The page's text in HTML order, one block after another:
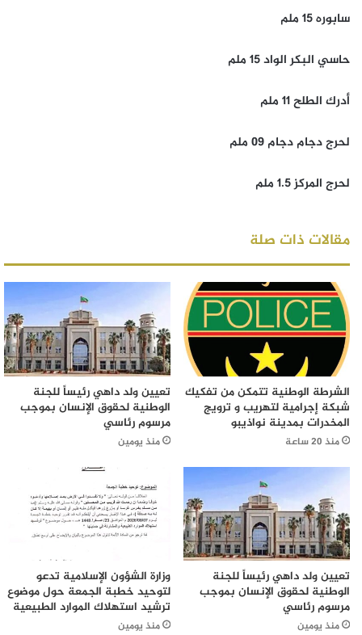
سابوره 15 ملم
حاسي البكر الواد 15 ملم
أدرك الطلح 11 ملم
لحرج دجام دجام 09 ملم
لحرج المركز 1.5 ملم
مقالات ذات صلة
الشرطة الوطنية تتمكن من تفكيك
شبكة إجرامية لتهريب و ترويج
المخدرات بمدينة نواذيبو
منذ 20 ساعة
تعيين ولد داهي رئيساً للجنة
الوطنية لحقوق الإنسان بموجب
مرسوم رئاسي
منذ يومين
تعيين ولد داهي رئيساً للجنة
الوطنية لحقوق الإنسان بموجب
مرسوم رئاسي
منذ يومين
وزارة الشؤون الإسلامية تدعو
لتوحيد خطبة الجمعة حول موضوع
ترشيد استهلاك الموارد الطبيعية
منذ يومين